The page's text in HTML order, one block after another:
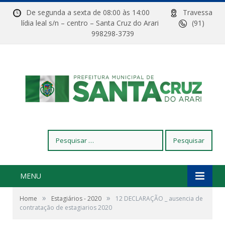
De segunda a sexta de 08:00 às 14:00
Travessa
lídia leal s/n – centro – Santa Cruz do Arari
(91)
998298-3739
por:
MENU
Home » Estagiários - 2020 »
12 DECLARAÇÃO _ ausencia de
contratação de estagiarios 2020